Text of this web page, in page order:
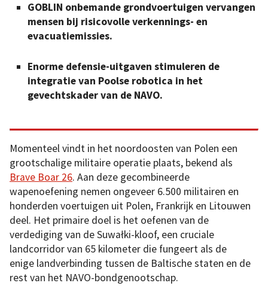
GOBLIN onbemande grondvoertuigen vervangen
mensen bij risicovolle verkennings- en
evacuatiemissies.
Enorme defensie-uitgaven stimuleren de
integratie van Poolse robotica in het
gevechtskader van de NAVO.
Momenteel vindt in het noordoosten van Polen een
grootschalige militaire operatie plaats, bekend als
Brave Boar 26. Aan deze gecombineerde
wapenoefening nemen ongeveer 6.500 militairen en
honderden voertuigen uit Polen, Frankrijk en Litouwen
deel. Het primaire doel is het oefenen van de
verdediging van de Suwałki-kloof, een cruciale
landcorridor van 65 kilometer die fungeert als de
enige landverbinding tussen de Baltische staten en de
rest van het NAVO-bondgenootschap.